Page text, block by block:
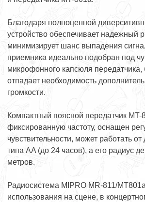
Благодаря полноценной
устройство обеспечивает надежный
минимизирует шанс выпадения
приемника идеально подобран под
микрофонного капсюля передатчика,
отпадает необходимость
громкости.
Компактный поясной передатчик MT-
фиксированную частоту, оснащен
чувствительности, может работать
типа AA (до 24 часов), а его радиус
метров.
Радиосистема MIPRO MR-811/
использования на сцене, в